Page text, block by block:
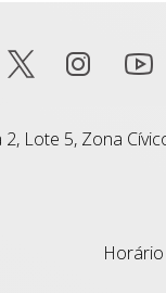
Lote 5, Zona